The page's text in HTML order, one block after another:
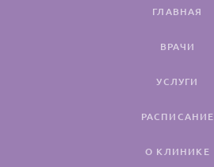
ГЛАВНАЯ
ВРАЧИ
УСЛУГИ
РАСПИСАНИЕ
О КЛИНИКЕ